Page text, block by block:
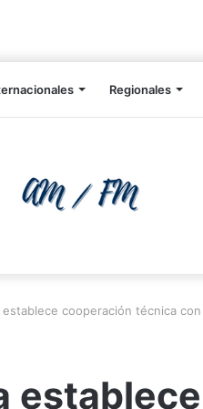
Regionales
establece cooperación técnica